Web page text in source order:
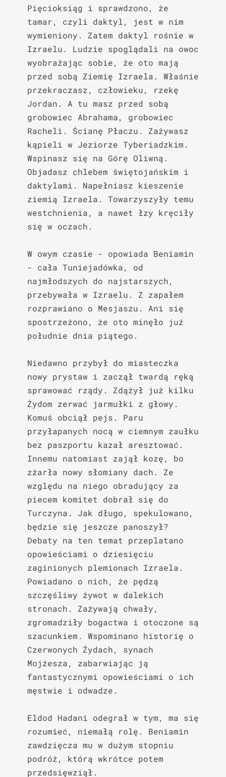
Pięcioksiąg i sprawdzono, że
tamar, czyli daktyl, jest w nim
wymieniony. Zatem daktyl rośnie w
Izraelu. Ludzie spoglądali na owoc
wyobrażając sobie, że oto mają
przed sobą Ziemię Izraela. Właśnie
przekraczasz, człowieku, rzekę
Jordan. A tu masz przed sobą
grobowiec Abrahama, grobowiec
Racheli. Ścianę Płaczu. Zażywasz
kąpieli w Jeziorze Tyberiadzkim.
Wspinasz się na Górę Oliwną.
Objadasz chlebem świętojańskim i
daktylami. Napełniasz kieszenie
ziemią Izraela. Towarzyszyły temu
westchnienia, a nawet łzy kręciły
się w oczach.
W owym czasie - opowiada Beniamin
- cała Tuniejadówka, od
najmłodszych do najstarszych,
przebywała w Izraelu. Z zapałem
rozprawiano o Mesjaszu. Ani się
spostrzeżono, że oto minęło już
południe dnia piątego.
Niedawno przybył do miasteczka
nowy prystaw i zaczął twardą ręką
sprawować rządy. Zdążył już kilku
Żydom zerwać jarmułki z głowy.
Komuś obciął pejs. Paru
przyłapanych nocą w ciemnym zaułku
bez paszportu kazał aresztować.
Innemu natomiast zajął kozę, bo
zżarła nowy słomiany dach. Ze
względu na niego obradujący za
piecem komitet dobrał się do
Turczyna. Jak długo, spekulowano,
będzie się jeszcze panoszył?
Debaty na ten temat przeplatano
opowieściami o dziesięciu
zaginionych plemionach Izraela.
Powiadano o nich, że pędzą
szczęśliwy żywot w dalekich
stronach. Zażywają chwały,
zgromadziły bogactwa i otoczone są
szacunkiem. Wspominano historię o
Czerwonych Żydach, synach
Mojżesza, zabarwiając ją
fantastycznymi opowieściami o ich
męstwie i odwadze.
Eldod Hadani odegrał w tym, ma się
rozumieć, niemałą rolę. Beniamin
zawdzięcza mu w dużym stopniu
podróż, którą wkrótce potem
przedsięwziął.